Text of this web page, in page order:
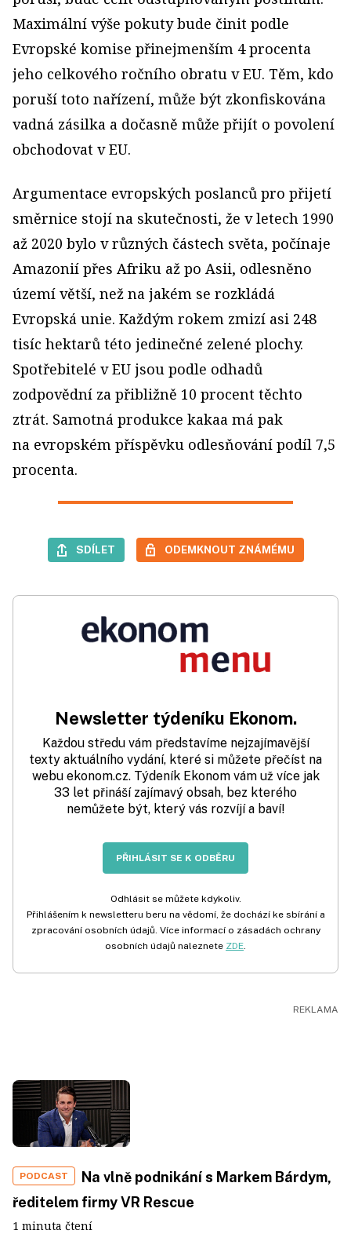
Maximální výše pokuty bude činit podle
Evropské komise přinejmenším 4 procenta
jeho celkového ročního obratu v EU. Těm, kdo
poruší toto nařízení, může být zkonfiskována
vadná zásilka a dočasně může přijít o povolení
obchodovat v EU.
Argumentace evropských poslanců pro přijetí
směrnice stojí na skutečnosti, že v letech 1990
až 2020 bylo v různých částech světa, počínaje
Amazonií přes Afriku až po Asii, odlesněno
území větší, než na jakém se rozkládá
Evropská unie. Každým rokem zmizí asi 248
tisíc hektarů této jedinečné zelené plochy.
Spotřebitelé v EU jsou podle odhadů
zodpovědní za přibližně 10 procent těchto
ztrát. Samotná produkce kakaa má pak
na evropském příspěvku odlesňování podíl 7,5
procenta.
SDÍLET ODEMKNOUT ZNÁMÉMU
Newsletter týdeníku Ekonom.
Každou středu vám představíme nejzajímavější
texty aktuálního vydání, které si můžete přečíst na
webu ekonom.cz. Týdeník Ekonom vám už více jak
33 let přináší zajímavý obsah, bez kterého
nemůžete být, který vás rozvíjí a baví!
PŘIHLÁSIT SE K ODBĚRU
Odhlásit se můžete kdykoliv.
Přihlášením k newsletteru beru na vědomí, že dochází ke sbírání a
zpracování osobních údajů. Více informací o zásadách ochrany
osobních údajů naleznete ZDE.
PODCAST
Na vlně podnikání s Markem Bárdym,
ředitelem firmy VR Rescue
1 minuta čtení